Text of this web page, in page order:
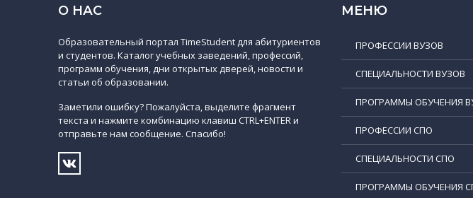
О НАС
Образовательный портал TimeStudent для абитуриентов
и студентов. Каталог учебных заведений, профессий,
программ обучения, дни открытых дверей, новости и
статьи об образовании.
Заметили ошибку? Пожалуйста, выделите фрагмент
текста и нажмите комбинацию клавиш CTRL+ENTER и
отправьте нам сообщение. Спасибо!
МЕНЮ
ПРОФЕССИИ ВУЗОВ
СПЕЦИАЛЬНОСТИ ВУЗОВ
ПРОГРАММЫ ОБУЧЕНИЯ
ПРОФЕССИИ СПО
СПЕЦИАЛЬНОСТИ СПО
ПРОГРАММЫ ОБУЧЕНИЯ